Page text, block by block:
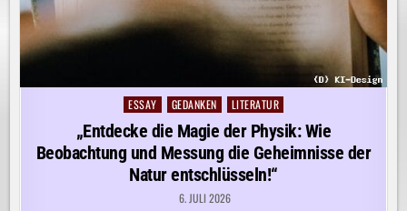
Posted
in
ESSAY GEDANKEN LITERATUR
„Entdecke die Magie der Physik: Wie
Beobachtung und Messung die Geheimnisse der
Natur entschlüsseln!“
6. JULI 2026